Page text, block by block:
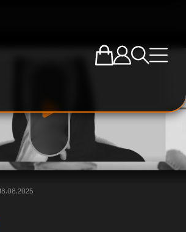
Zum U.R.B-
Einloggen
SucheMenü
18.08.2025